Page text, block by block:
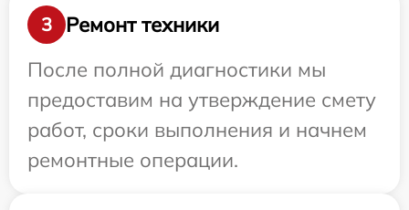
3
Ремонт техники
После полной диагностики мы
предоставим на утверждение смету
работ, сроки выполнения и начнем
ремонтные операции.